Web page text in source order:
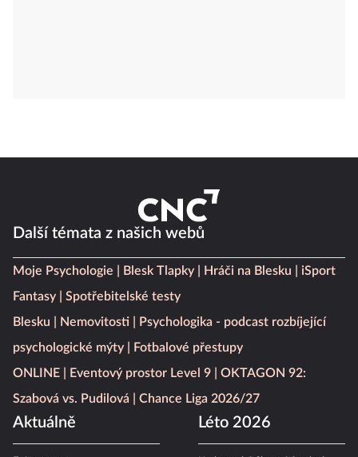
Další témata z našich webů
Moje Psychologie Blesk Tlapky Hráči na Blesku
iSport
Fantasy
Spotřebitelské testy
Blesku
Nemovitosti
Psychologika - podcast rozbíjející
psychologické mýty
Fotbalové přestupy
ONLINE
Eventový prostor Level 9
OKTAGON 92:
Szabová vs. Pudilová
Chance Liga 2026/27
Aktuálně Léto 2026